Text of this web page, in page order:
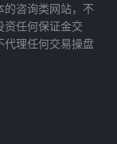
的咨询类网站，不
资任何保证金交
代理任何交易操盘